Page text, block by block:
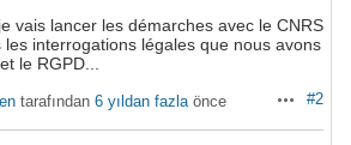
vais lancer les démarches avec le CNRS
interrogations légales que nous avons
le RGPD...
Aksiyonlar
#2
tarafından 6 yıldan fazla önce